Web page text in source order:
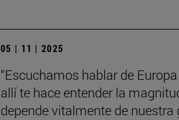
05 | 11 | 2025
“Escuchamos hablar de
allí te hace entender la
depende vitalmente de nuestra